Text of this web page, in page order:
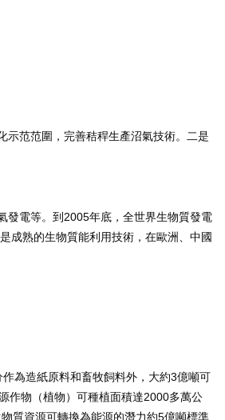
示范范圍，完善秸稈生產沼氣技術。二是
發電等。到 2005年底，全世界生物質發電
成熟的生物質能利用技術，在歐洲、中國
為造紙原料和畜牧飼料外，大約3億噸可
作物（植物）可種植面積達2000多萬公
質資源可轉換為能源的潛力約5億噸標準